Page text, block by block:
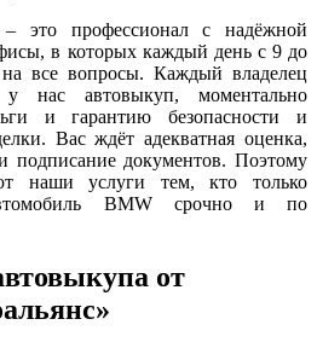
это профессионал с надёжной
в которых каждый день с 9 до
все вопросы. Каждый владелец
нас автовыкуп, моментально
и гарантию безопасности и
Вас ждёт адекватная оценка,
подписание документов. Поэтому
наши услуги тем, кто только
BMW срочно и по
от